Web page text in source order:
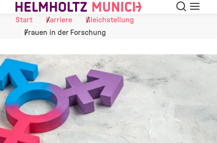
Skip to Content Suche
Start
Karriere
Gleichstellung
Frauen in der Forschung